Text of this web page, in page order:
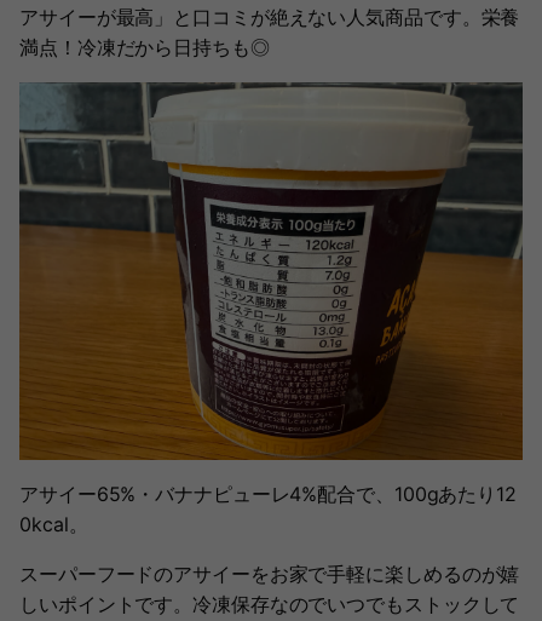
アサイーが最高」と口コミが絶えない人気商品です。栄養
満点！冷凍だから日持ちも◎
アサイー65%・バナナピューレ4%配合で、100gあたり12
0kcal。
スーパーフードのアサイーをお家で手軽に楽しめるのが嬉
しいポイントです。冷凍保存なのでいつでもストックして